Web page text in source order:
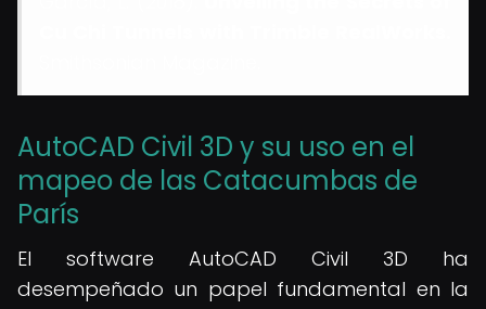
AutoCAD Civil 3D y su uso en el
mapeo de las Catacumbas de
París
El software AutoCAD Civil 3D ha
desempeñado un papel fundamental en la